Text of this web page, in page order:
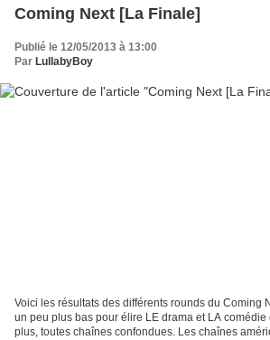
Coming Next [La Finale]
Publié le 12/05/2013 à 13:00
Par LullabyBoy
Voici les résultats des différents rounds du Coming
un peu plus bas pour élire LE drama et LA comédie
plus, toutes chaînes confondues. Les chaînes